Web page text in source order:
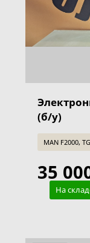
(б/у)
MAN F2000,
35
На